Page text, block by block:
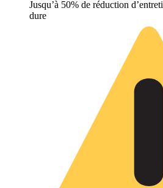
Jusqu’à 50% de réduction
dure